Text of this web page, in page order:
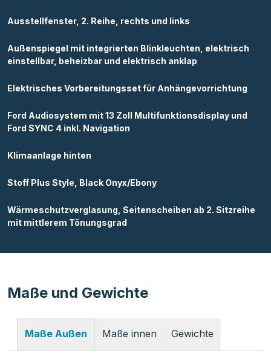
Ausstellfenster, 2. Reihe, rechts und links
Außenspiegel mit integrierten Blinkleuchten, elektrisch
einstellbar, beheizbar und elektrisch anklap
Elektrisches Vorbereitungsset für Anhängevorrichtung
Ford Audiosystem mit 13 Zoll Multifunktionsdisplay und
Ford SYNC 4 inkl. Navigation
Klimaanlage hinten
Stoff Plus Style, Black Onyx/Ebony
Wärmeschutzverglasung, Seitenscheiben ab 2. Sitzreihe
mit mittlerem Tönungsgrad
Maße und Gewichte
Maße Außen Maße innen Gewichte